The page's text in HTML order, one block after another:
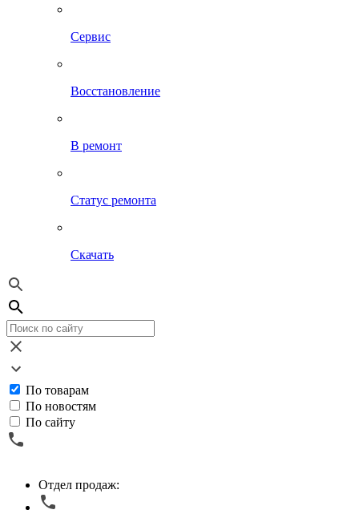
Сервис
Восстановление
В ремонт
Статус ремонта
Скачать
По товарам
По новостям
По сайту
Отдел продаж: